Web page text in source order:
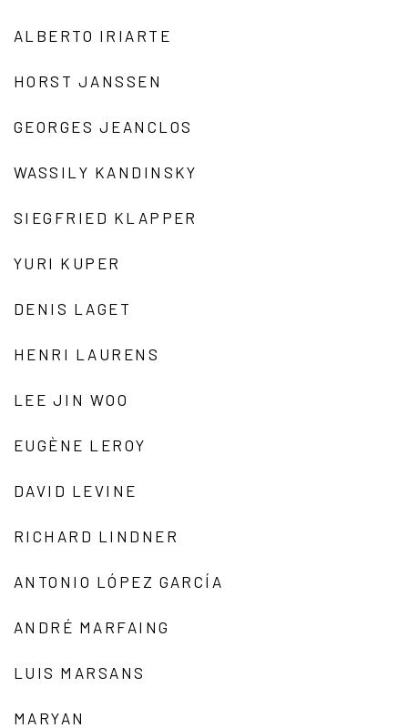
ALBERTO IRIARTE
HORST JANSSEN
GEORGES JEANCLOS
WASSILY KANDINSKY
SIEGFRIED KLAPPER
YURI KUPER
DENIS LAGET
HENRI LAURENS
LEE JIN WOO
EUGÈNE LEROY
DAVID LEVINE
RICHARD LINDNER
ANTONIO LÓPEZ GARCÍA
ANDRÉ MARFAING
LUIS MARSANS
MARYAN